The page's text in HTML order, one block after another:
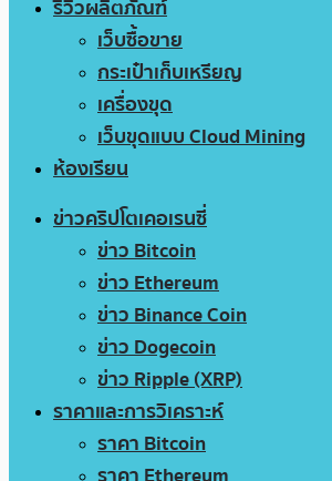
รีวิวผลิตภัณฑ์
เว็บซื้อขาย
กระเป๋าเก็บเหรียญ
เครื่องขุด
เว็บขุดแบบ Cloud Mining
ห้องเรียน
ข่าวคริปโตเคอเรนซี่
ข่าว Bitcoin
ข่าว Ethereum
ข่าว Binance Coin
ข่าว Dogecoin
ข่าว Ripple (XRP)
ราคาและการวิเคราะห์
ราคา Bitcoin